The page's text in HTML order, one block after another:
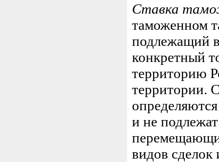
Ставка
таможенном
подлежащий
конкретный
территорию
территории.
и не
видов сделок